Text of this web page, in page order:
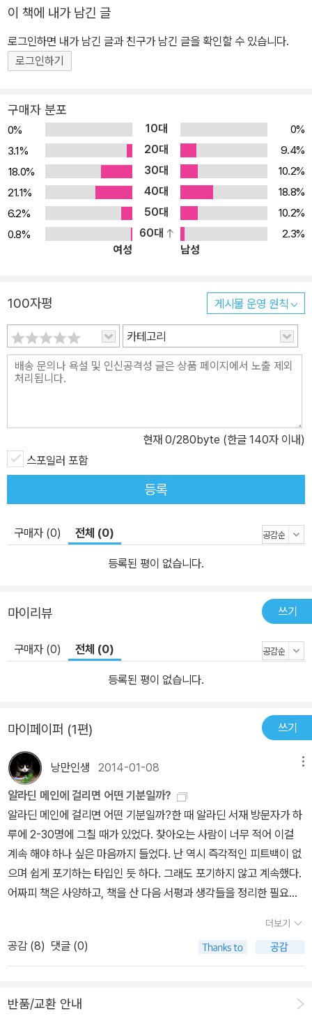
이 책에 내가 남긴 글
로그인하면 내가 남긴 글과 친구가 남긴 글을 확인할 수 있습니다.
로그인하기
구매자 분포
0% 10대
0%
3.1%
20대
9.4%
18.0%
30대
10.2%
21.1%
40대
18.8%
6.2%
50대
10.2%
0.8%
60대
2.3%
여성
남성
100자평 게시물 운영 원칙
카테고리
현재 0/280byte (한글 140자 이내)
스포일러 포함
등록
구매자 (0) 전체 (0)
등록된 평이 없습니다.
마이리뷰 쓰기
구매자 (0) 전체 (0)
등록된 평이 없습니다.
마이페이퍼 (1편) 쓰기
낭만인생 2014-01-08
알라딘 메인에 걸리면 어떤 기분일까?
알라딘 메인에 걸리면 어떤 기분일까?한 때 알라딘 서재 방문자가 하
루에 2-30명에 그칠 때가 있었다. 찾아오는 사람이 너무 적어 이걸
계속 해야 하나 싶은 마음까지 들었다. 난 역시 즉각적인 피트백이 없
으며 쉽게 포기하는 타입인 듯 하다. 그래도 포기하지 않고 계속했다.
어짜피 책은 사양하고, 책을 산 다음 서평과 생각들을 정리한 필요는
이 되었고, 가끔씩 알라딘 메인 화면에도 글이 노출 된다. 이럴 때 아
이들이 쓰는 말, '대박!'일단 좋다. 아주 좋다. 그래도 못난 내 글을 어
느 정도 인정해 준다는 말이 아닌다. 스스로 생각하기에 별로 좋은 글
해야 겠다는 생각이 든다. 이게 칭찬의 힘이 아니고 무엇인가. 잘하는
더보기
공감 (8) 댓글 (0)
반품/교환 안내